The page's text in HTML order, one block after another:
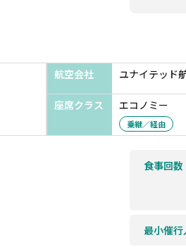
航空会社 ユナイテッド
座席クラス エコノミー
乗継／経由
食事回数
最小催行